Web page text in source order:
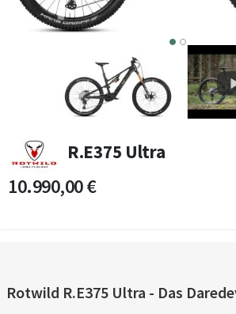
R.E375 Ultra
10.990,00 €
Rotwild R.E375 Ultra - Das